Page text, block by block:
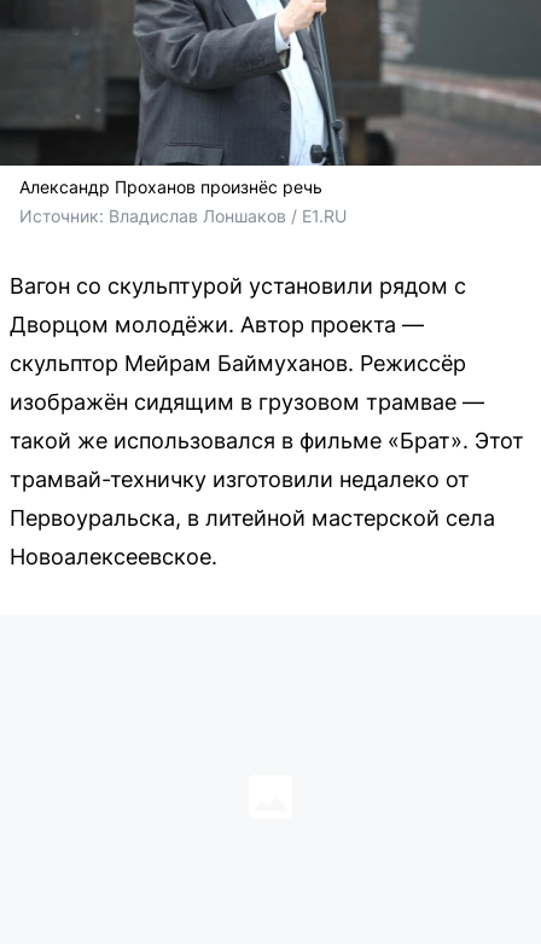
Александр Проханов произнёс речь
Источник: Владислав Лоншаков / E1.RU
Вагон со скульптурой установили рядом с
Дворцом молодёжи. Автор проекта —
скульптор Мейрам Баймуханов. Режиссёр
изображён сидящим в грузовом трамвае —
такой же использовался в фильме «Брат». Этот
трамвай-техничку изготовили недалеко от
Первоуральска, в литейной мастерской села
Новоалексеевское.